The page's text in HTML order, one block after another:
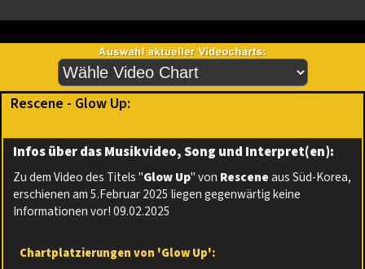
Rescene - Glow Up:
Infos über das Musikvideo, Song und Interpret(en):
Zu dem Video des Titels "Glow Up" von Resceneaus Süd-Korea,
erschienen am 5.Februar 2025 liegen gegenwärtig keine
Informationen vor! 09.02.2025
Chartplatzierungen von 'Glow Up':